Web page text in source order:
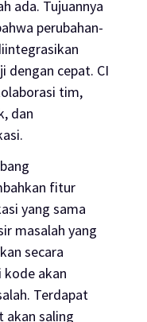
ada. Tujuannya
perubahan-
dengan cepat. CI
tim,
dan
fitur
yang sama
masalah yang
secara
akan
Terdapat
akan saling